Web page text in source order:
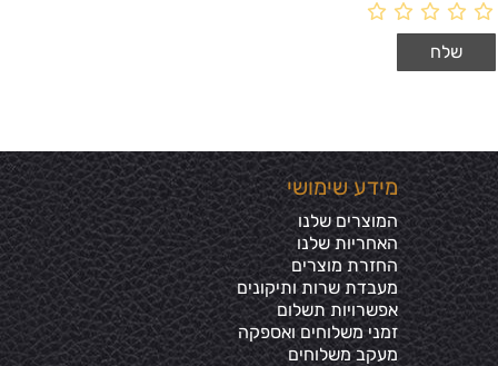
מידע שימושי
המוצרים שלנו
האחריות שלנו
החזרת מוצרים
מעבדת שרות ותיקונים
אפשרויות תשלום
זמני משלוחים ואספקה
מעקב משלוחים